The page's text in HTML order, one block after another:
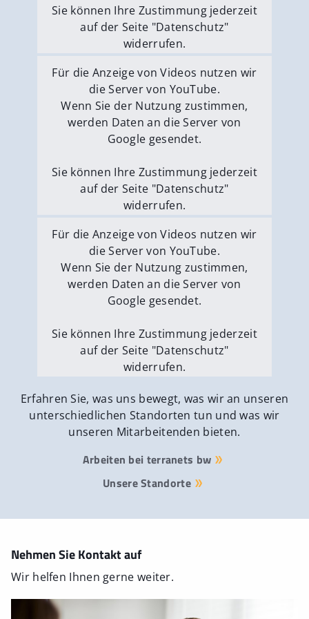
Sie können Ihre Zustimmung jederzeit
auf der Seite "Datenschutz"
widerrufen.
Externe Medien erlauben
Für die Anzeige von Videos nutzen wir
die Server von YouTube.
Wenn Sie der Nutzung zustimmen,
werden Daten an die Server von
Google gesendet.
Sie können Ihre Zustimmung jederzeit
auf der Seite "Datenschutz"
widerrufen.
Externe Medien erlauben
Für die Anzeige von Videos nutzen wir
die Server von YouTube.
Wenn Sie der Nutzung zustimmen,
werden Daten an die Server von
Google gesendet.
Sie können Ihre Zustimmung jederzeit
auf der Seite "Datenschutz"
widerrufen.
Externe Medien erlauben
Erfahren Sie, was uns bewegt, was wir an unseren
unterschiedlichen Standorten tun und was wir
unseren Mitarbeitenden bieten.
Arbeiten bei terranets bw
Unsere Standorte
Nehmen Sie Kontakt auf
Wir helfen Ihnen gerne weiter.